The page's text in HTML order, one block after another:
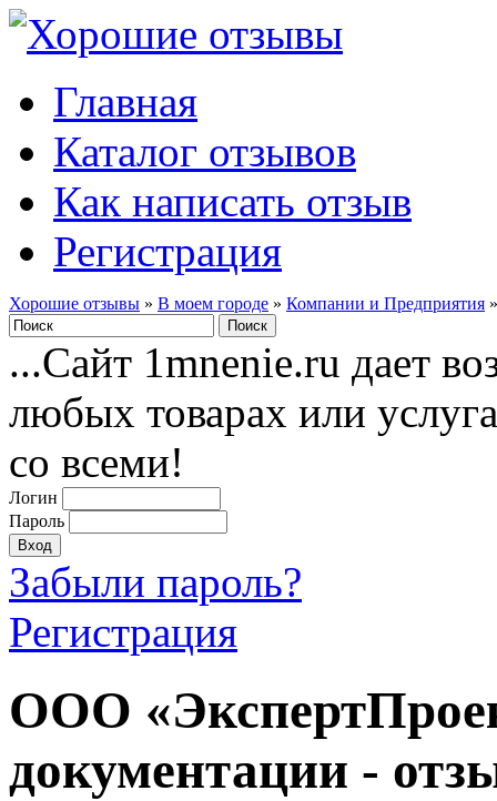
Главная
Каталог отзывов
Как написать отзыв
Регистрация
Хорошие отзывы » В моем городе » Компании и Предприятия
...Сайт 1mnenie.ru дает
любых товарах или
со всеми!
Логин
Пароль
Забыли пароль?
Регистрация
ООО
документации -